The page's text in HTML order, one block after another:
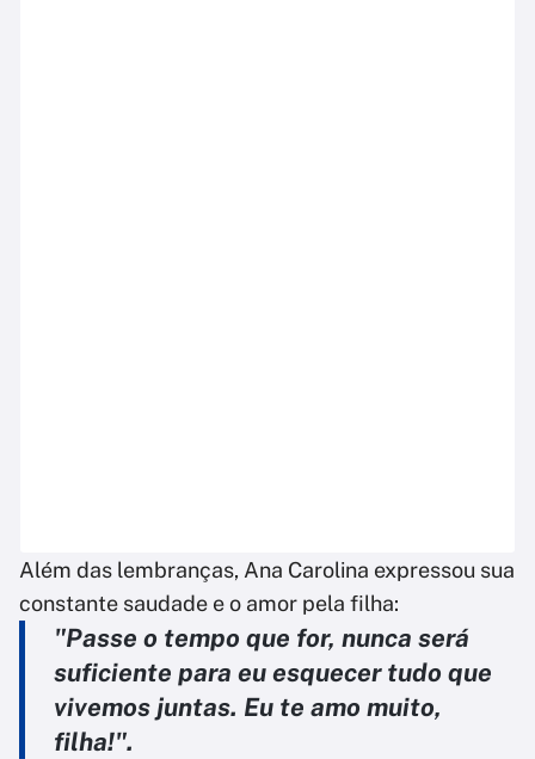
Além das lembranças, Ana Carolina expressou sua
constante saudade e o amor pela filha:
"Passe o tempo que for, nunca será
suficiente para eu esquecer tudo que
vivemos juntas. Eu te amo muito,
filha!".